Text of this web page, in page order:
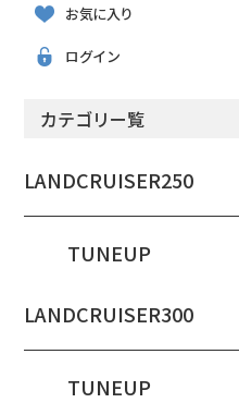
お気に入り
ログイン
カテゴリー覧
LANDCRUISER250
TUNEUP
LANDCRUISER300
TUNEUP